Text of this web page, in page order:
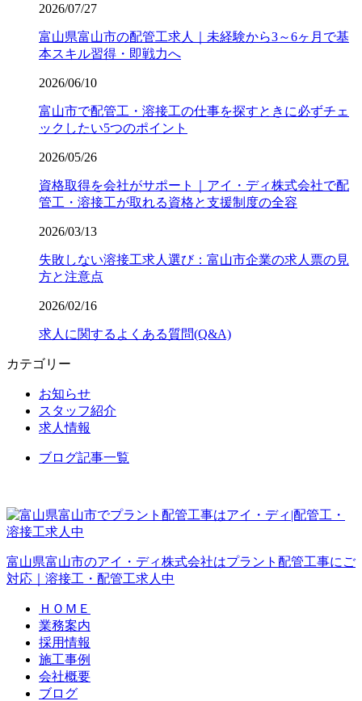
2026/07/27
富山県富山市の配管工求人｜未経験から3～6ヶ月で基
本スキル習得・即戦力へ
2026/06/10
富山市で配管工・溶接工の仕事を探すときに必ずチェ
ックしたい5つのポイント
2026/05/26
資格取得を会社がサポート｜アイ・ディ株式会社で配
管工・溶接工が取れる資格と支援制度の全容
2026/03/13
失敗しない溶接工求人選び：富山市企業の求人票の見
方と注意点
2026/02/16
求人に関するよくある質問(Q&A)
カテゴリー
お知らせ
スタッフ紹介
求人情報
ブログ記事一覧
富山県富山市のアイ・ディ株式会社はプラント配管工事にご
対応｜溶接工・配管工求人中
ＨＯＭＥ
業務案内
採用情報
施工事例
会社概要
ブログ